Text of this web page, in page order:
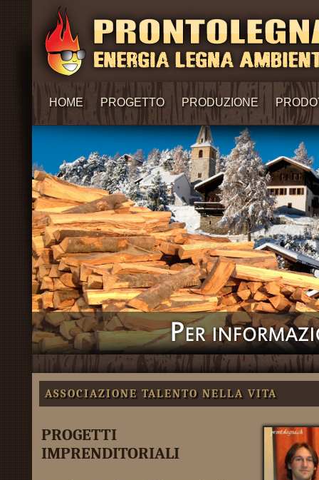
HOME PROGETTO PRODUZIONE
ASSOCIAZIONE TALENTO NELLA VITA
PROGETTI
IMPRENDITORIALI